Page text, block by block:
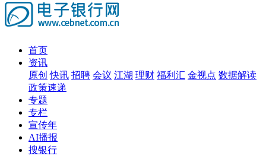
首页
资讯
原创 快讯 招聘 会议 江湖 理财 福利汇 金视点 数据解读
政策速递
专题
专栏
宣传年
AI播报
搜银行